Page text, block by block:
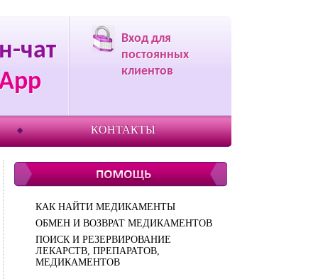
чат
Вход для
постоянных
клиентов
КОНТАКТЫ
КАК НАЙТИ МЕДИКАМЕНТЫ
ОБМЕН И ВОЗВРАТ МЕДИКАМЕНТОВ
ПОИСК И РЕЗЕРВИРОВАНИЕ
ЛЕКАРСТВ, ПРЕПАРАТОВ,
МЕДИКАМЕНТОВ